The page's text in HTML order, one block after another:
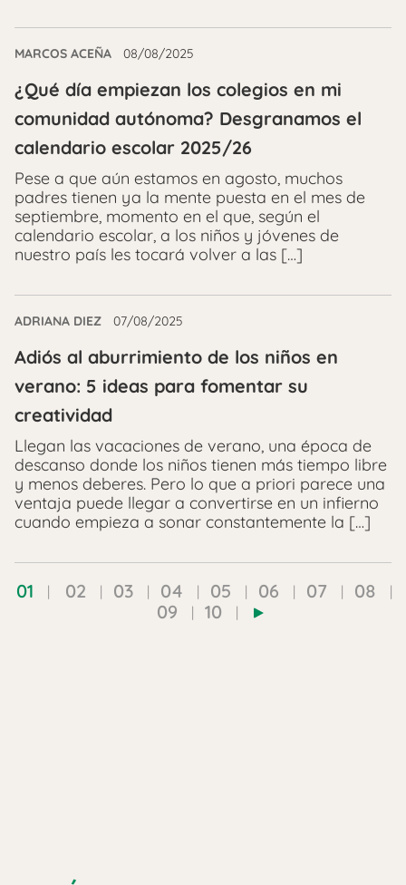
MARCOS ACEÑA 08/08/2025
¿Qué día empiezan los colegios en mi
comunidad autónoma? Desgranamos el
calendario escolar 2025/26
Pese a que aún estamos en agosto, muchos
padres tienen ya la mente puesta en el mes de
septiembre, momento en el que, según el
calendario escolar, a los niños y jóvenes de
nuestro país les tocará volver a las […]
ADRIANA DIEZ 07/08/2025
Adiós al aburrimiento de los niños en
verano: 5 ideas para fomentar su
creatividad
Llegan las vacaciones de verano, una época de
descanso donde los niños tienen más tiempo libre
y menos deberes. Pero lo que a priori parece una
ventaja puede llegar a convertirse en un infierno
cuando empieza a sonar constantemente la […]
01 02 03 04 05 06 07
08
09
10